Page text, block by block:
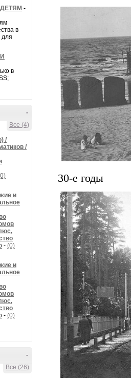
-
в
для
в
-
Все (4)
/
/
и
- (0)
и
- (0)
-
Все (26)
30-е годы